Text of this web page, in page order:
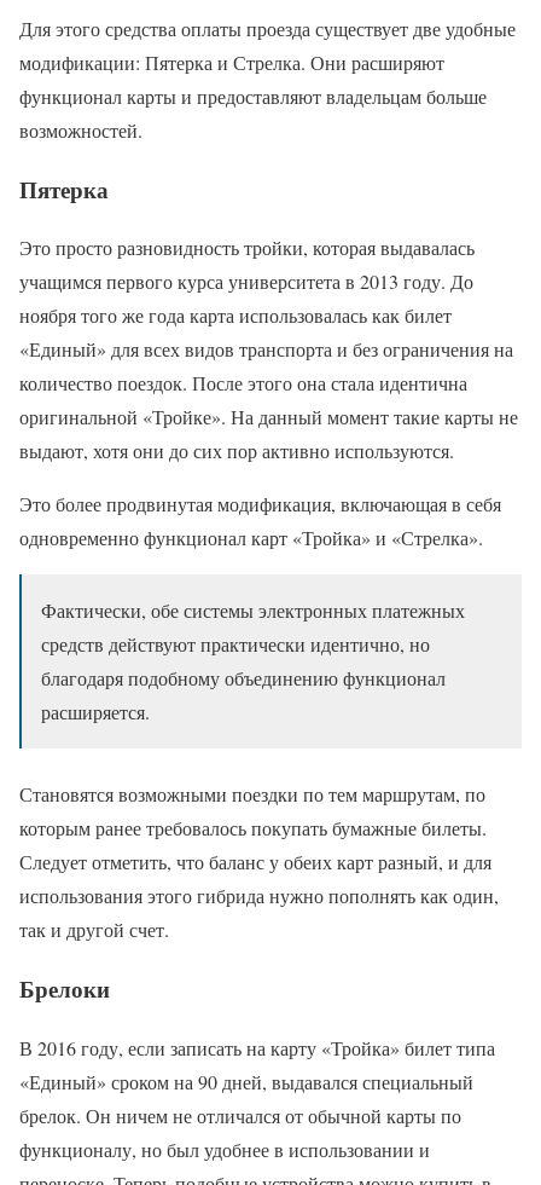
Для этого средства оплаты проезда существует две удобные
модификации: Пятерка и Стрелка. Они расширяют
функционал карты и предоставляют владельцам больше
возможностей.
Пятерка
Это просто разновидность тройки, которая выдавалась
учащимся первого курса университета в 2013 году. До
ноября того же года карта использовалась как билет
«Единый» для всех видов транспорта и без ограничения на
количество поездок. После этого она стала идентична
оригинальной «Тройке». На данный момент такие карты не
выдают, хотя они до сих пор активно используются.
Это более продвинутая модификация, включающая в себя
одновременно функционал карт «Тройка» и «Стрелка».
Фактически, обе системы электронных платежных
средств действуют практически идентично, но
благодаря подобному объединению функционал
расширяется.
Становятся возможными поездки по тем маршрутам, по
которым ранее требовалось покупать бумажные билеты.
Следует отметить, что баланс у обеих карт разный, и для
использования этого гибрида нужно пополнять как один,
так и другой счет.
Брелоки
В 2016 году, если записать на карту «Тройка» билет типа
«Единый» сроком на 90 дней, выдавался специальный
брелок. Он ничем не отличался от обычной карты по
функционалу, но был удобнее в использовании и